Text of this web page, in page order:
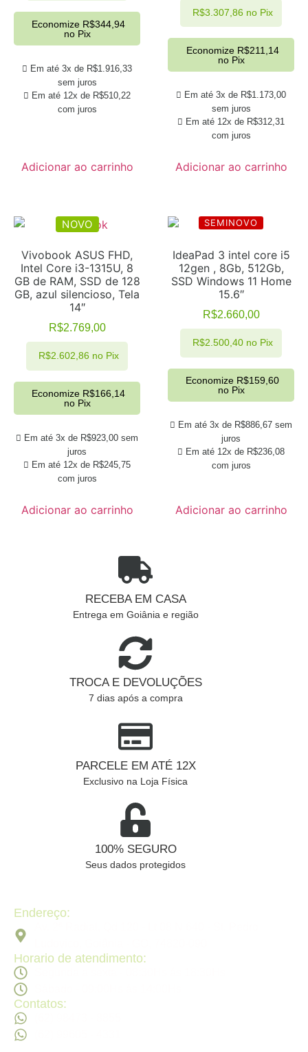
Em até 3x de R$1.916,33
sem juros
Em até 12x de R$510,22
com juros
Economize R$344,94
no Pix
Adicionar ao carrinho
Em até 3x de R$1.173,00
sem juros
Em até 12x de R$312,31
com juros
R$3.307,86 no Pix
Economize R$211,14
no Pix
Adicionar ao carrinho
NOVO
Vivobook ASUS FHD,
Intel Core i3-1315U, 8
GB de RAM, SSD de 128
GB, azul silencioso, Tela
14″
R$2.769,00
Em até 3x de R$923,00 sem
juros
Em até 12x de R$245,75
com juros
R$2.602,86 no Pix
Economize R$166,14
no Pix
Adicionar ao carrinho
SEMINOVO
IdeaPad 3 intel core i5
12gen , 8Gb, 512Gb,
SSD Windows 11 Home
15.6″
R$2.660,00
Em até 3x de R$886,67 sem
juros
Em até 12x de R$236,08
com juros
R$2.500,40 no Pix
Economize R$159,60
no Pix
Adicionar ao carrinho
RECEBA EM CASA
Entrega em Goiânia e região
TROCA E DEVOLUÇÕES
7 dias após a compra
PARCELE EM ATÉ 12X
Exclusivo na Loja Física
100% SEGURO
Seus dados protegidos
Endereço:
Horario de atendimento:
Contatos: